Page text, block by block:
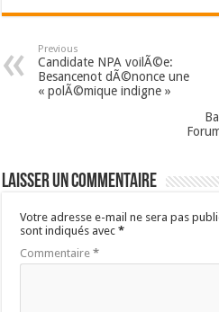
Previous
Candidate NPA voilÃ©e:
Besancenot dÃ©nonce une
« polÃ©mique indigne »
Laisser un commentaire
Votre adresse e-mail ne sera pas
sont indiqués avec*
Commentaire*